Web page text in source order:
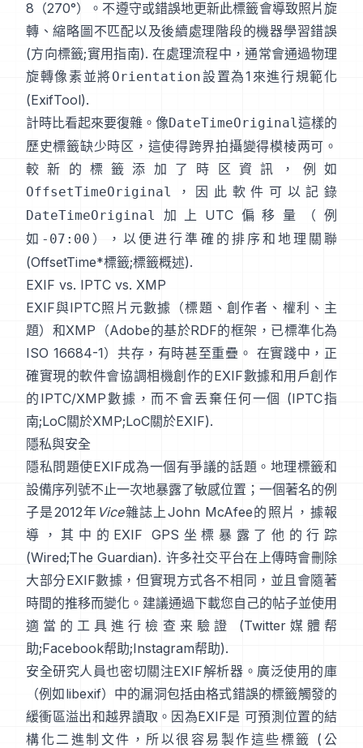
8（270°）。不遵守或錯誤地更新此標籤會導致照片旋
轉、縮略圖不匹配以及後續處理階段的機器學習錯誤
(方向標籤;實用指南). 在處理流程中，通常會通過物理
旋轉像素並將Orientation設置為1來進行規範化
(ExifTool).
計時比看起來要復雜。像DateTimeOriginal這樣的
歷史標籤缺少時区，這使得跨界拍攝變得模棱两可。
較新的標籤添加了時区資訊，例如
OffsetTimeOriginal ，因此軟件可以記錄
DateTimeOriginal
加上UTC偏移量（例
如 -07:00 ），以便进行準確的排序和地理關聯
(OffsetTime*標籤;標籤概述).
EXIF vs. IPTC vs. XMP
EXIF與IPTC照片元數據 （標題、創作者、權利、主
題）和XMP （Adobe的基於RDF的框架，已標準化為
ISO 16684-1）共存，有時甚至重疊。 在實踐中，正
確實現的軟件會協調相機創作的EXIF數據和用戶創作
的IPTC/XMP數據，而不會丟棄任何一個 (IPTC指
南;LoC關於XMP;LoC關於EXIF).
隱私與安全
隱私問題使EXIF成為一個有爭議的話題。地理標籤和
設備序列號不止一次地暴露了敏感位置；一個著名的例
子是2012年 Vice雜誌上John McAfee的照片，據報
導，其中的EXIF GPS坐標暴露了他的行踪
(Wired;The Guardian). 许多社交平台在上傳時會刪除
大部分EXIF數據，但實現方式各不相同，並且會隨著
時間的推移而變化。建議通過下載您自己的帖子並使用
適當的工具進行檢查来驗證 (Twitter媒體帮
助;Facebook帮助;Instagram帮助).
安全研究人員也密切關注EXIF解析器。廣泛使用的庫
（例如libexif）中的漏洞包括由格式錯誤的標籤觸發的
緩衝區溢出和越界讀取。因為EXIF是 可預測位置的結
構化二進制文件，所以很容易製作這些標籤 ( 公